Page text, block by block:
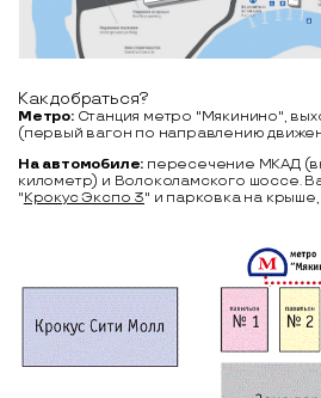
Как добраться?
Метро:Станция метро "Мякинино",
(первый вагон по направлению
На автомобиле: пересечение МКАД
километр) и Волоколамского шоссе.
"Крокус Экспо 3" и парковка на